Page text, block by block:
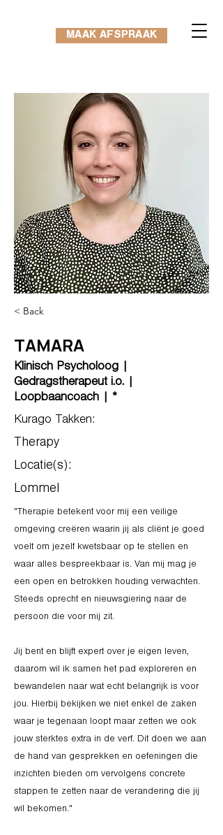
MAAK AFSPRAAK
< Back
TAMARA
Klinisch Psycholoog |
Gedragstherapeut i.o. |
Loopbaancoach | *
Kurago Takken:
Therapy
Locatie(s):
Lommel
"Therapie betekent voor mij een veilige
omgeving creëren waarin jij als cliënt je goed
voelt om jezelf kwetsbaar op te stellen en
waar alles bespreekbaar is. Van mij mag je
een open en betrokken houding verwachten.
Steeds oprecht en nieuwsgiering naar de
persoon die voor mij zit.
Jij bent en blijft expert over je eigen leven,
daarom wil ik samen het pad exploreren en
bewandelen naar wat echt belangrijk is voor
jou. Hierbij bekijken we niet enkel de zaken
waar je tegenaan loopt maar zetten we ook
jouw sterktes extra in de verf. Dit doen we aan
de hand van gesprekken en oefeningen die
inzichten bieden om vervolgens concrete
stappen te zetten naar de verandering die jij
wil bekomen."